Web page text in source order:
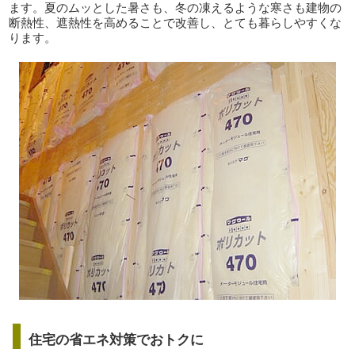
ます。夏のムッとした暑さも、冬の凍えるような寒さも建物の
断熱性、遮熱性を高めることで改善し、とても暮らしやすくな
ります。
住宅の省エネ対策でおトクに